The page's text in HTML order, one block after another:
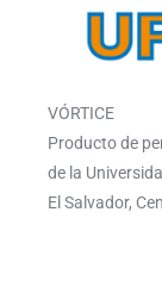
VÓRTICE
Producto de
de la
El Salvador,